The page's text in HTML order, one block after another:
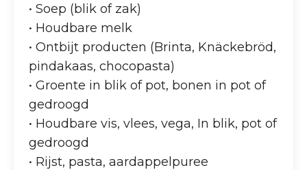
• Soep (blik of zak)
• Houdbare melk
• Ontbijt producten (Brinta, Knäckebröd,
pindakaas, chocopasta)
• Groente in blik of pot, bonen in pot of
gedroogd
• Houdbare vis, vlees, vega, In blik, pot of
gedroogd
• Rijst, pasta, aardappelpuree